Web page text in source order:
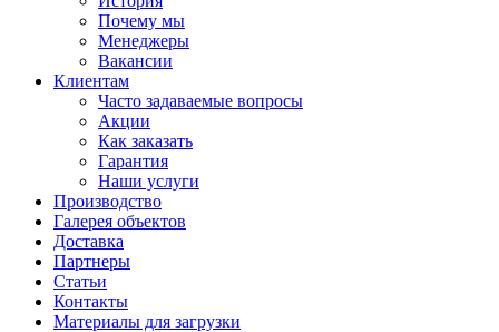
Почему мы
Менеджеры
Вакансии
Клиентам
Часто задаваемые вопросы
Акции
Как заказать
Гарантия
Наши услуги
Производство
Галерея объектов
Доставка
Партнеры
Статьи
Контакты
Материалы для загрузки